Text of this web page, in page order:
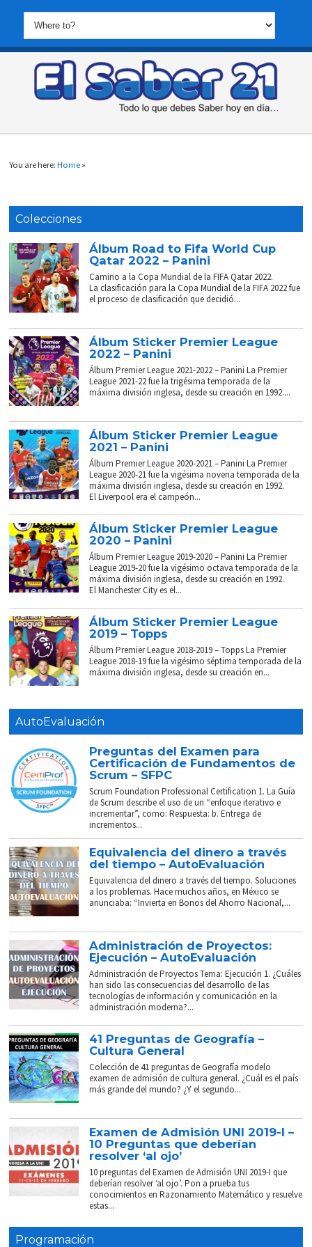
You are here:Home »
Colecciones
Álbum Road to Fifa World Cup
Qatar 2022 – Panini
Camino a la Copa Mundial de la FIFA Qatar 2022.
La clasificación para la Copa Mundial de la FIFA 2022 fue
el proceso de clasificación que decidió...
Álbum Sticker Premier League
2022 – Panini
Álbum Premier League 2021-2022 – Panini La Premier
League 2021-22 fue la trigésima temporada de la
máxima división inglesa, desde su creación en 1992....
Álbum Sticker Premier League
2021 – Panini
Álbum Premier League 2020-2021 – Panini La Premier
League 2020-21 fue la vigésima novena temporada de la
máxima división inglesa, desde su creación en 1992.
El Liverpool era el campeón...
Álbum Sticker Premier League
2020 – Panini
Álbum Premier League 2019-2020 – Panini La Premier
League 2019-20 fue la vigésimo octava temporada de la
máxima división inglesa, desde su creación en 1992.
El Manchester City es el...
Álbum Sticker Premier League
2019 – Topps
Álbum Premier League 2018-2019 – Topps La Premier
League 2018-19 fue la vigésimo séptima temporada de la
máxima división inglesa, desde su creación en...
AutoEvaluación
Preguntas del Examen para
Certificación de Fundamentos de
Scrum – SFPC
Scrum Foundation Professional Certification 1. La Guía
de Scrum describe el uso de un “enfoque iterativo e
incrementar”, como: Respuesta: b. Entrega de
incrementos...
Equivalencia del dinero a través
del tiempo – AutoEvaluación
Equivalencia del dinero a través del tiempo. Soluciones
a los problemas. Hace muchos años, en México se
anunciaba: “Invierta en Bonos del Ahorro Nacional,...
Administración de Proyectos:
Ejecución – AutoEvaluación
Administración de Proyectos Tema: Ejecución 1. ¿Cuáles
han sido las consecuencias del desarrollo de las
tecnologías de información y comunicación en la
administración moderna?...
41 Preguntas de Geografía –
Cultura General
Colección de 41 preguntas de Geografía modelo
examen de admisión de cultura general. ¿Cuál es el país
más grande del mundo? ¿Y el segundo...
Examen de Admisión UNI 2019-I –
10 Preguntas que deberían
resolver ‘al ojo’
10 preguntas del Examen de Admisión UNI 2019-I que
deberían resolver ‘al ojo’. Pon a prueba tus
conocimientos en Razonamiento Matemático y resuelve
estas...
Programación